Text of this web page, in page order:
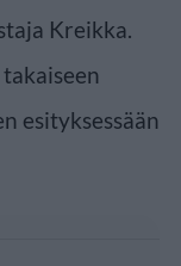
Kreikka.
esityksessään